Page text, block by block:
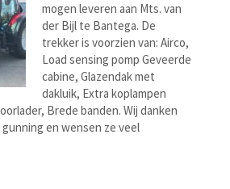
mogen leveren aan Mts. van
der Bijl te Bantega. De
trekker is voorzien van: Airco,
Load sensing pomp Geveerde
cabine, Glazendak met
dakluik, Extra koplampen
Brede banden. Wij danken
en wensen ze veel